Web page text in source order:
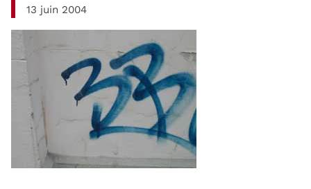
13 juin 2004